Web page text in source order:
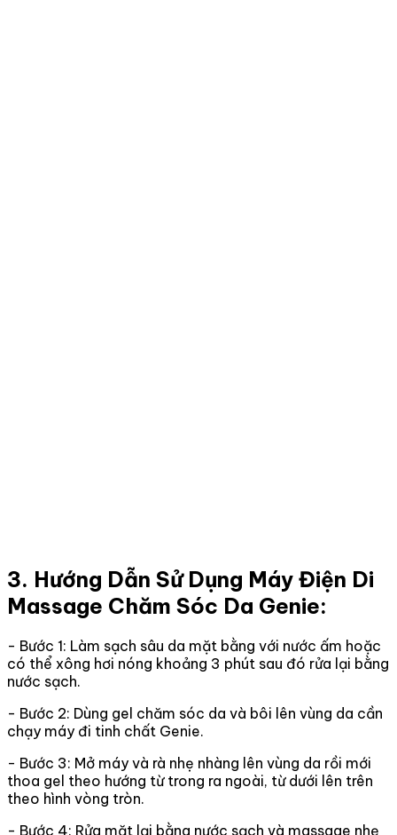
3. Hướng Dẫn Sử Dụng Máy Điện Di
Massage Chăm Sóc Da Genie:
- Bước 1: Làm sạch sâu da mặt bằng với nước ấm hoặc
có thể xông hơi nóng khoảng 3 phút sau đó rửa lại bằng
nước sạch.
- Bước 2: Dùng gel chăm sóc da và bôi lên vùng da cần
chạy máy đi tinh chất Genie.
- Bước 3: Mở máy và rà nhẹ nhàng lên vùng da rồi mới
thoa gel theo hướng từ trong ra ngoài, từ dưới lên trên
theo hình vòng tròn.
- Bước 4: Rửa mặt lại bằng nước sạch và massage nhẹ